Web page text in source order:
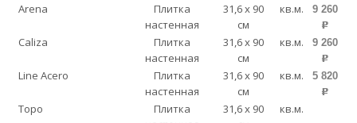
Arena
Плитка
настенная
31,6 x 90
см
кв.м. 9 260
p
Caliza
Плитка
настенная
31,6 x 90
см
кв.м. 9 260
p
Line Acero
Плитка
настенная
31,6 x 90
см
кв.м. 5 820
p
Topo
Плитка
31,6 x 90
кв.м.